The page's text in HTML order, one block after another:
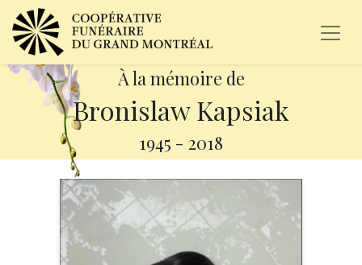
À la mémoire de
Bronislaw Kapsiak
1945 - 2018